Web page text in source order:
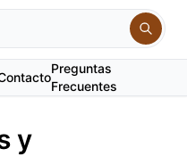
Preguntas
Frecuentes
y